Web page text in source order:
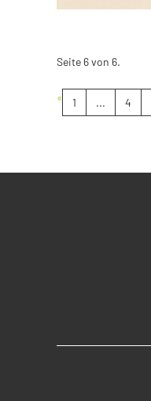
Seite 6 von 6.
« 1 ... 4